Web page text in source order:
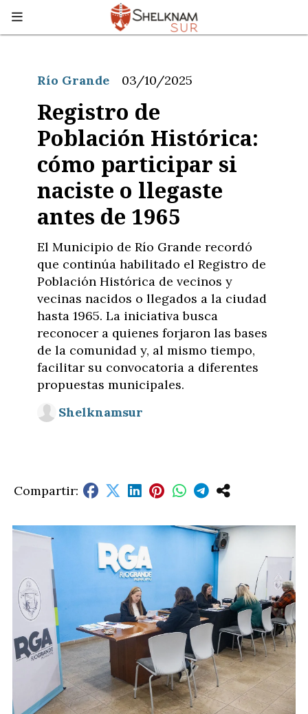
Registro de
Población Histórica:
cómo participar si
naciste o llegaste
antes de 1965
El Municipio de Río Grande recordó
que continúa habilitado el Registro de
Población Histórica de vecinos y
vecinas nacidos o llegados a la ciudad
hasta 1965. La iniciativa busca
reconocer a quienes forjaron las bases
de la comunidad y, al mismo tiempo,
facilitar su convocatoria a diferentes
propuestas municipales.
Río Grande 03/10/2025
Shelknamsur